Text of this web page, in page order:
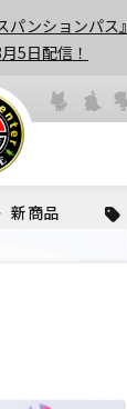
パンションパス』
5日配信！
新商品